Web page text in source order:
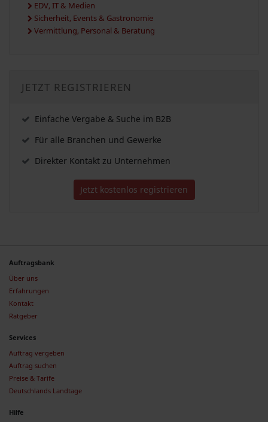
EDV, IT & Medien
Sicherheit, Events & Gastronomie
Vermittlung, Personal & Beratung
JETZT REGISTRIEREN
Einfache Vergabe & Suche im B2B
Für alle Branchen und Gewerke
Direkter Kontakt zu Unternehmen
Jetzt kostenlos registrieren
Auftragsbank
Über uns
Erfahrungen
Kontakt
Ratgeber
Services
Auftrag vergeben
Auftrag suchen
Preise & Tarife
Deutschlands Landtage
Hilfe